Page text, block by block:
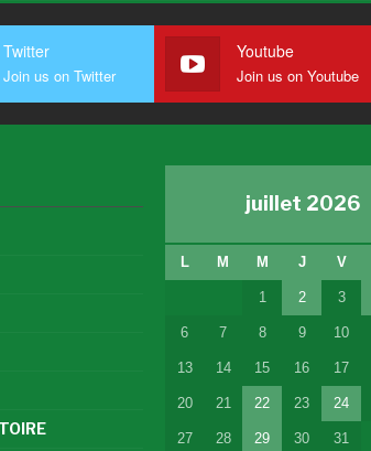
Twitter
Join us on Twitter
Youtube
Join us on Youtube
juillet 2026
L M M J V
1 2 3
6 7 8 9 10
13 14 15 16 17
20 21 22 23 24
27 28 29 30
31